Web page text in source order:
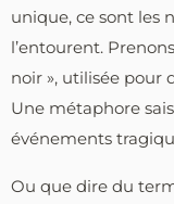
unique, ce sont les
l’entourent.
noir », utilisée pour
Une métaphore
événements
Ou que dire du